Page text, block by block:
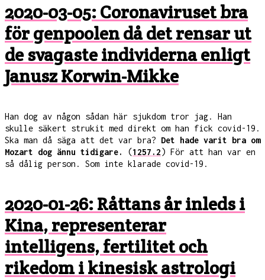
2020-03-05: Coronaviruset bra
för genpoolen då det rensar ut
de svagaste individerna enligt
Janusz Korwin-Mikke
Han dog av någon sådan här sjukdom tror jag. Han
skulle säkert strukit med direkt om han fick covid-19.
Ska man då säga att det var bra? Det hade varit bra om
Mozart dog ännu tidigare.
(1257.2) För att han var en
så dålig person. Som inte klarade covid-19.
2020-01-26: Råttans år inleds i
Kina, representerar
intelligens, fertilitet och
rikedom i kinesisk astrologi